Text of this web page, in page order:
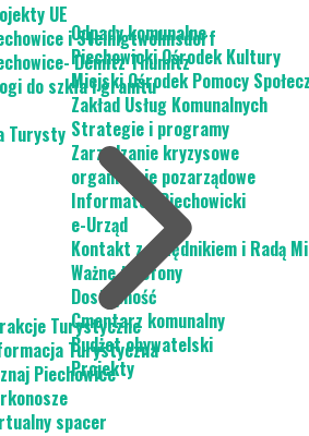
Odpady komunalne
Piechowicki Ośrodek Kultury
Miejski Ośrodek Pomocy
Zakład Usług Komunalnych
Strategie i programy
Zarządzanie kryzysowe
organizacje pozarządowe
Informator Piechowicki
e-Urząd
Kontakt z urzędnikiem i Radą
Ważne telefony
Dostępność
Cmentarz komunalny
Budżet obywatelski
Projekty
UE
i Steinigtwolmsdorf
Demitz Thumitz
do szkła i granitu
Turysty
Turystyczne
Turystyczna
Piechowice
spacer